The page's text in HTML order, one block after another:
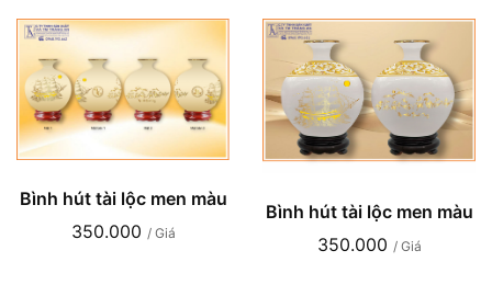
Bình hút tài lộc men màu
350.000 / Giá
Bình hút tài lộc men màu
350.000 / Giá